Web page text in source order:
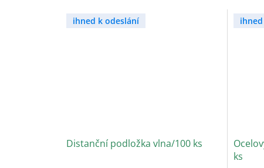
ihned k odeslání
Distanční podložka vlna/100 ks
ks